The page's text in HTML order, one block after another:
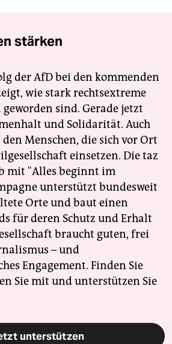
stärken
der AfD bei den kommenden
wie stark rechtsextreme
sind. Gerade jetzt
und Solidarität. Auch
Menschen, die sich vor Ort
einsetzen. Die taz
mit "Alles beginnt im
unterstützt bundesweit
Orte und baut einen
für deren Schutz und Erhalt
braucht guten, frei
– und
Engagement. Finden Sie
Sie mit und unterstützen Sie
unterstützen